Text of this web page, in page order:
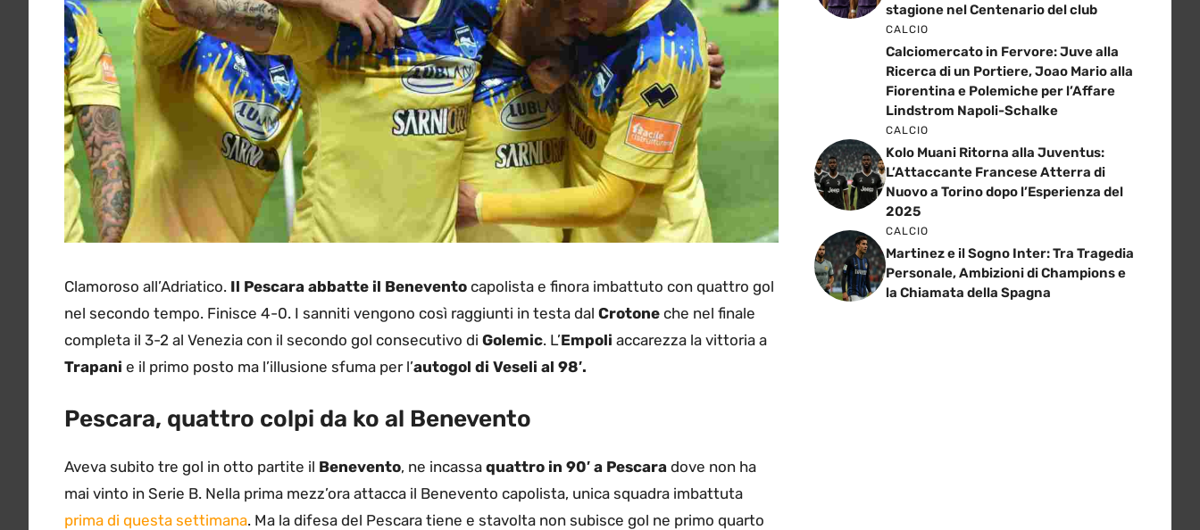
Clamoroso all’Adriatico. Il Pescara abbatte il Benevento capolista e finora imbattuto con quattro gol
nel secondo tempo. Finisce 4-0. I sanniti vengono così raggiunti in testa dal Crotone che nel finale
completa il 3-2 al Venezia con il secondo gol consecutivo di Golemic. L’Empoli accarezza la vittoria a
Trapani e il primo posto ma l’illusione sfuma per l’autogol di Veseli al 98′.
Pescara, quattro colpi da ko al Benevento
Aveva subito tre gol in otto partite il Benevento, ne incassa quattro in 90′ a Pescara dove non ha
mai vinto in Serie B. Nella prima mezz’ora attacca il Benevento capolista, unica squadra imbattuta
prima di questa settimana. Ma la difesa del Pescara tiene e stavolta non subisce gol ne primo quarto
stagione nel Centenario del club
CALCIO
Calciomercato in Fervore: Juve alla
Ricerca di un Portiere, Joao Mario alla
Fiorentina e Polemiche per l’Affare
Lindstrom Napoli-Schalke
CALCIO
Kolo Muani Ritorna alla Juventus:
L’Attaccante Francese Atterra di
Nuovo a Torino dopo l’Esperienza del
2025
CALCIO
Martinez e il Sogno Inter: Tra Tragedia
Personale, Ambizioni di Champions e
la Chiamata della Spagna